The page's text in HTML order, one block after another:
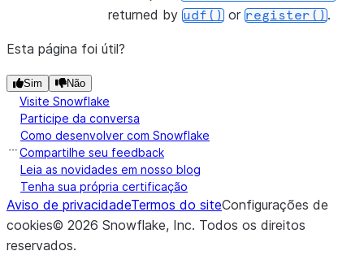
returned by udf() or register().
Esta página foi útil?
Sim Não
Visite Snowflake
Participe da conversa
Como desenvolver com Snowflake
Compartilhe seu feedback
Leia as novidades em nosso blog
Tenha sua própria certificação
Aviso de privacidadeTermos do siteConfigurações de
cookies© 2026 Snowflake, Inc. Todos os direitos
reservados.